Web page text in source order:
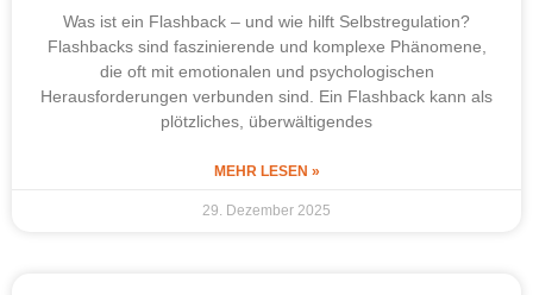
Was ist ein Flashback – und wie hilft Selbstregulation?
Flashbacks sind faszinierende und komplexe Phänomene,
die oft mit emotionalen und psychologischen
Herausforderungen verbunden sind. Ein Flashback kann als
plötzliches, überwältigendes
MEHR LESEN »
29. Dezember 2025